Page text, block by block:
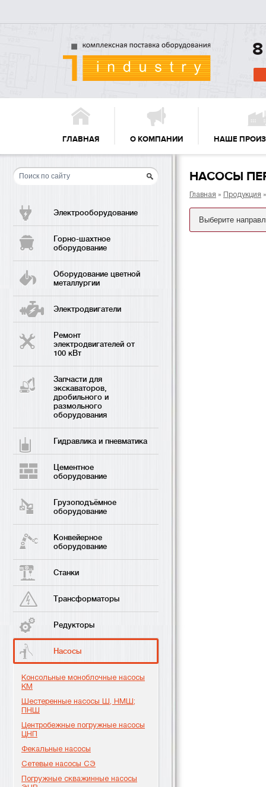
ГЛАВНАЯ О КОМПАНИИ НАШЕ
Электрооборудование
Горно-шахтное
оборудование
Оборудование цветной
металлургии
Электродвигатели
Ремонт
электродвигателей от
100 кВт
Запчасти для
экскаваторов,
дробильного и
размольного
оборудования
Гидравлика и пневматика
Цементное
оборудование
Грузоподъёмное
оборудование
Конвейерное
оборудование
Станки
Трансформаторы
Редукторы
Насосы
Консольные моноблочные насосы
КМ
Шестеренные насосы Ш, НМШ;
ПНШ
Центробежные погружные насосы
ЦНП
Фекальные насосы
Сетевые насосы СЭ
Погружные скважинные насосы
НАСОСЫ
Главная » Продукция